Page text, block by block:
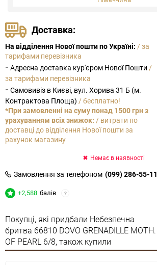
Доставка:
На відділення Нової пошти по Україні: / за
тарифами перевізника
- Адресна доставка кур'єром Нової Пошти /
за тарифами перевізника
- Самовивіз в Києві, вул. Хорива 31 Б (м.
Контрактова Площа) / бесплатно!
*При замовленні на суму понад 1500 грн з
урахуванням всіх знижок: / витрати по
доставці до відділення Нової пошти за
рахунок магазину
Немає в наявності
Замовлення за телефоном (099) 286-55-11
+2,588 балів ?
Покупці, які придбали Небезпечна
бритва 66810 DOVO GRENADILLE MOTH.
OF PEARL 6/8, також купили